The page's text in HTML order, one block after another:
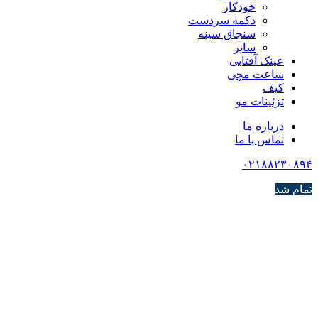
خودکار
دکمه سردست
سنجاق سینه
سایر
عینک آفتابی
ساعت مچی
کیف
تزئینات مو
درباره ما
تماس با ما
۰۲۱۸۸۲۳۰۸۹۴
تمام شد